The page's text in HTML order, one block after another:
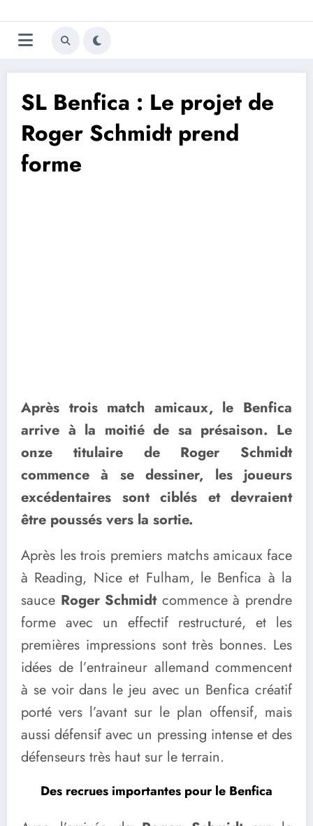
au
contenu
Trivela
L'actualité du football
SL Benfica : Le projet de
Roger Schmidt prend
forme
Après trois match amicaux, le Benfica
arrive à la moitié de sa présaison. Le
onze titulaire de Roger Schmidt
commence à se dessiner, les joueurs
excédentaires sont ciblés et devraient
être poussés vers la sortie.
Après les trois premiers matchs amicaux face
à Reading, Nice et Fulham, le Benfica à la
sauce Roger Schmidtcommence à prendre
forme avec un effectif restructuré, et les
premières impressions sont très bonnes. Les
idées de l’entraineur allemand commencent
à se voir dans le jeu avec un Benfica créatif
porté vers l’avant sur le plan offensif, mais
aussi défensif avec un pressing intense et des
défenseurs très haut sur le terrain.
Des recrues importantes pour le Benfica